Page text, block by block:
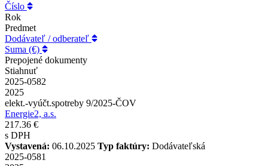
Číslo
Rok
Predmet
Dodávateľ / odberateľ
Suma (€)
Prepojené dokumenty
Stiahnuť
2025-0582
2025
elekt.-vyúčt.spotreby 9/2025-ČOV
Energie2, a.s.
217.36 €
s DPH
Vystavená: 06.10.2025 Typ faktúry: Dodávateľská
2025-0581